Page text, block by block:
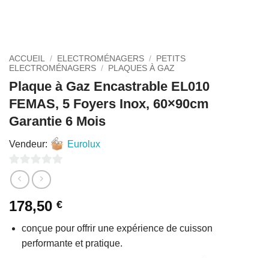
ACCUEIL / ELECTROMÉNAGERS /
PETITS
ELECTROMÉNAGERS / PLAQUES À GAZ
Plaque à Gaz Encastrable EL010
FEMAS, 5 Foyers Inox, 60×90cm
Garantie 6 Mois
Vendeur: Eurolux
0
sur
5
178,50 €
conçue pour offrir une expérience de cuisson
performante et pratique.